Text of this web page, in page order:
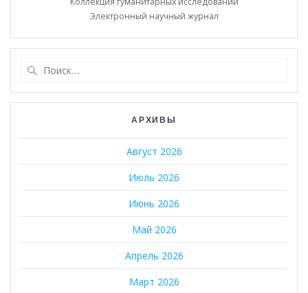
Электронный научный журнал
АРХИВЫ
Август 2026
Июль 2026
Июнь 2026
Май 2026
Апрель 2026
Март 2026